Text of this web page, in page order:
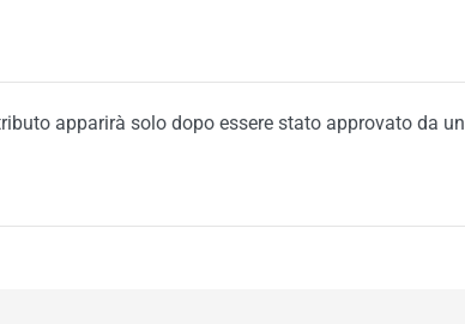
al rispetto dell'ordine pubblico
privacy di qualsiasi cittadino
nei confronti di qualsiasi razza, popolo, cultura,
al rispetto del buon costume o contenenti
propaganda politica, di partito o di fazione, che
apparirà solo dopo essere stato approvato da un